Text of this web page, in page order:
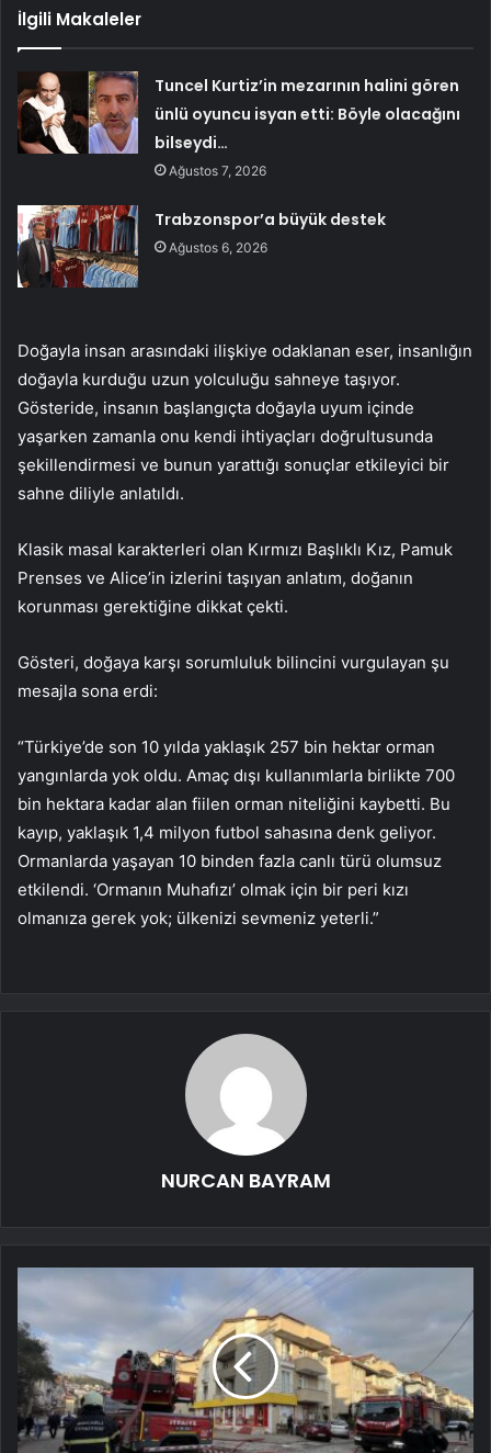
İlgili Makaleler
Tuncel Kurtiz’in mezarının halini gören
ünlü oyuncu isyan etti: Böyle olacağını
bilseydi…
Ağustos 7, 2026
Trabzonspor’a büyük destek
Ağustos 6, 2026
Doğayla insan arasındaki ilişkiye odaklanan eser, insanlığın
doğayla kurduğu uzun yolculuğu sahneye taşıyor.
Gösteride, insanın başlangıçta doğayla uyum içinde
yaşarken zamanla onu kendi ihtiyaçları doğrultusunda
şekillendirmesi ve bunun yarattığı sonuçlar etkileyici bir
sahne diliyle anlatıldı.
Klasik masal karakterleri olan Kırmızı Başlıklı Kız, Pamuk
Prenses ve Alice’in izlerini taşıyan anlatım, doğanın
korunması gerektiğine dikkat çekti.
Gösteri, doğaya karşı sorumluluk bilincini vurgulayan şu
mesajla sona erdi:
“Türkiye’de son 10 yılda yaklaşık 257 bin hektar orman
yangınlarda yok oldu. Amaç dışı kullanımlarla birlikte 700
bin hektara kadar alan fiilen orman niteliğini kaybetti. Bu
kayıp, yaklaşık 1,4 milyon futbol sahasına denk geliyor.
Ormanlarda yaşayan 10 binden fazla canlı türü olumsuz
etkilendi. ‘Ormanın Muhafızı’ olmak için bir peri kızı
olmanıza gerek yok; ülkenizi sevmeniz yeterli.”
NURCAN BAYRAM